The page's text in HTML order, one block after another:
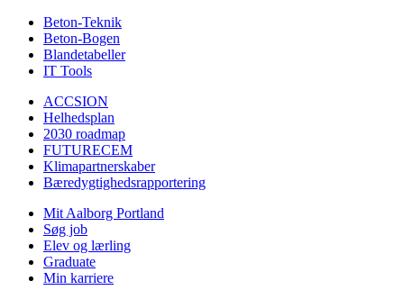
Beton-Teknik
Beton-Bogen
Blandetabeller
IT Tools
ACCSION
Helhedsplan
2030 roadmap
FUTURECEM
Klimapartnerskaber
Bæredygtighedsrapportering
Mit Aalborg Portland
Søg job
Elev og lærling
Graduate
Min karriere